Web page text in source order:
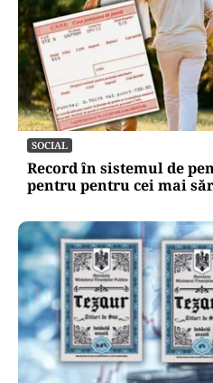
SOCIAL
Record în sistemul de
pentru pentru cei mai